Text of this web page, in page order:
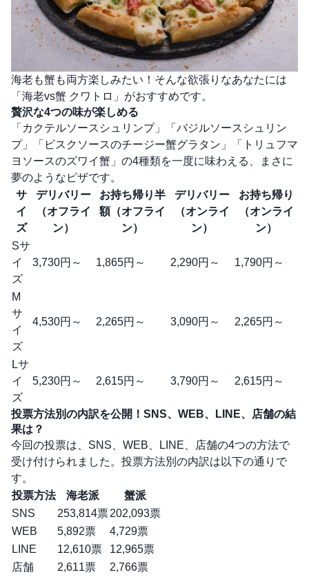
海老も蟹も両方楽しみたい！そんな欲張りなあなたには
「海老vs蟹 クワトロ」がおすすめです。
贅沢な4つの味が楽しめる
「カクテルソースシュリンプ」「バジルソースシュリン
プ」「ビスクソースのチージー蟹グラタン」「トリュフマ
ヨソースのズワイ蟹」の4種類を一度に味わえる、まさに
夢のようなピザです。
サ
イ
ズ
デリバリー
（オフライ
ン）
お持ち帰り半
額（オフライ
ン）
デリバリー
（オンライ
ン）
お持ち帰り
（オンライ
ン）
Sサ
イ
ズ
3,730円～ 1,865円～ 2,290円～ 1,790円～
M
サ
イ
ズ
4,530円～ 2,265円～ 3,090円～ 2,265円～
Lサ
イ
ズ
5,230円～ 2,615円～ 3,790円～ 2,615円～
投票方法別の内訳を公開！SNS、WEB、LINE、店舗の結
果は？
今回の投票は、SNS、WEB、LINE、店舗の4つの方法で
受け付けられました。投票方法別の内訳は以下の通りで
す。
投票方法
海老派
蟹派
SNS
253,814票202,093票
WEB
5,892票
4,729票
LINE
12,610票
12,965票
店舗
2,611票
2,766票